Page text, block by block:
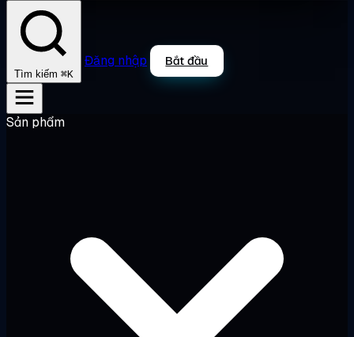
Tìm kiếm ⌘K
Đăng nhập Bắt đầu
Sản phẩm